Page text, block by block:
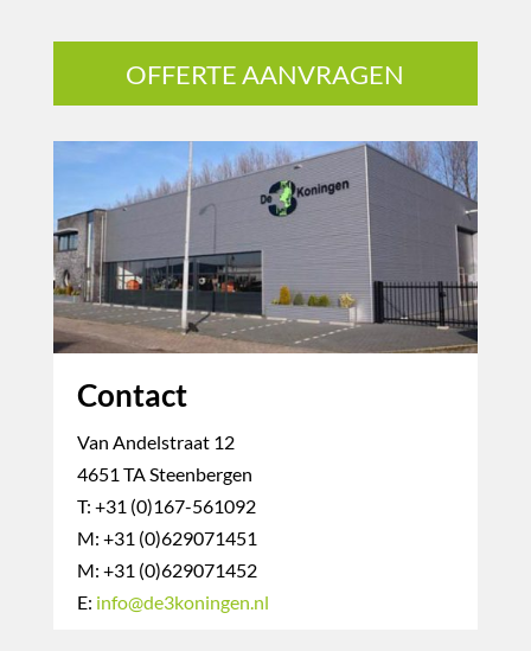
OFFERTE AANVRAGEN
Contact
Van Andelstraat 12
4651 TA Steenbergen
T: +31 (0)167-561092
M: +31 (0)629071451
M: +31 (0)629071452
E: info@de3koningen.nl